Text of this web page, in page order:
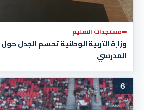
مستجدات التعليم
وزارة التربية الوطنية تحسم الجدل
المدرسي
6